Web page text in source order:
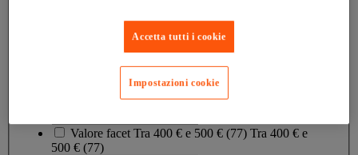
Tra 200 € e 300 €
Valore facet Tra 300 € e 400 €
Valore facet Tra 400 € e 500 € (77) Tra 400 € e
500 € (77)
Accetta tutti i cookie
Impostazioni cookie